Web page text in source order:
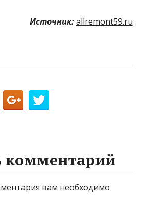
Источник: allremont59.ru
комментарий
вам необходимо